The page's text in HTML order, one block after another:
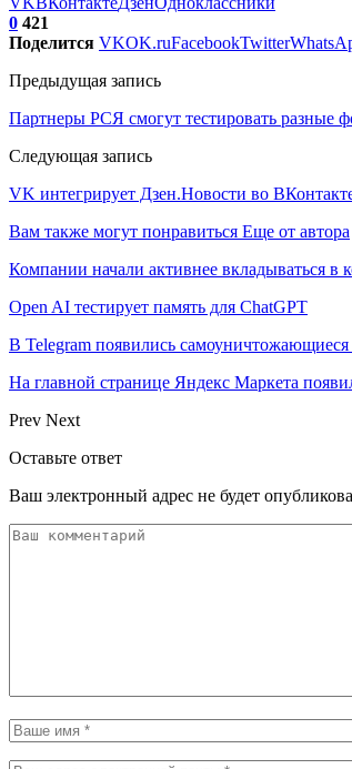
0 421
Поделится VKOK.ruFacebookTwitter
Предыдущая запись
Партнеры РСЯ смогут тестировать разные
Следующая запись
VK интегрирует Дзен.Новости во
Вам также могут понравиться Еще от автора
Компании начали активнее вкладываться в
Open AI тестирует память для ChatGPT
В Telegram появились
На главной странице Яндекс Маркета
Prev Next
Оставьте ответ
Ваш электронный адрес не будет